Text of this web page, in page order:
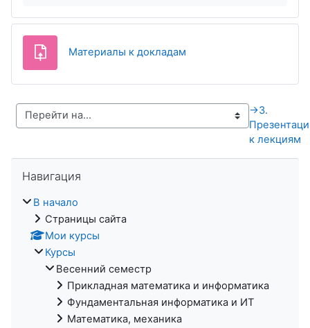
Материалы к докладам
→3.
к лекциям
Навигация
В начало
Страницы сайта
Мои курсы
Курсы
Весенний семестр
Прикладная математика и информатика
Фундаментальная информатика и ИТ
Математика, механика